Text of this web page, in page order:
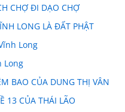
CHỢ ĐI DẠO CHỢ
LONG LÀ ĐẤT PHẬT
Long
Long
BAO CỦA DUNG THỊ VÂN
13 CỦA THÁI LÃO